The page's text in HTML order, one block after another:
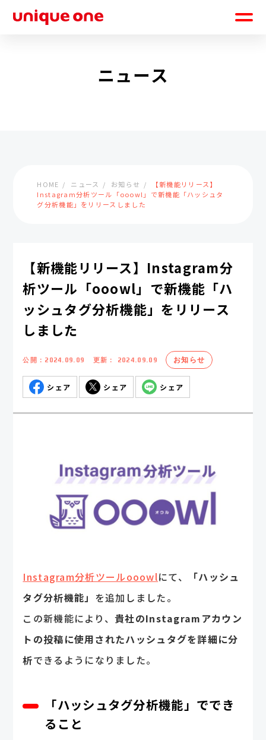
ニュース
HOME ニュース お知らせ
【新機能リリース】
Instagram分析ツール「ooowl」で新機能「ハッシュタ
グ分析機能」をリリースしました
【新機能リリース】Instagram分
析ツール「ooowl」で新機能「ハ
ッシュタグ分析機能」をリリース
しました
公開： 2024.09.09 更新： 2024.09.09 お知らせ
シェア シェア シェア
Instagram分析ツールooowlにて、
「ハッシュ
タグ分析機能」 を追加しました。
この新機能により、貴社のInstagramアカウン
トの投稿に使用されたハッシュタグを詳細に分
析できるようになりました。
「ハッシュタグ分析機能」ででき
ること